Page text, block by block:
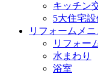
キッチン
5大住宅
リフォームメ
リフォー
水まわり
浴室